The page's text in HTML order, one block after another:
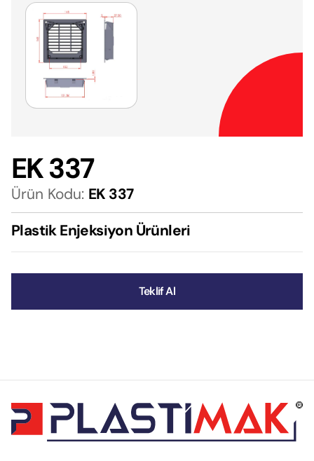
EK 337
Ürün Kodu: EK 337
Plastik Enjeksiyon Ürünleri
Teklif Al